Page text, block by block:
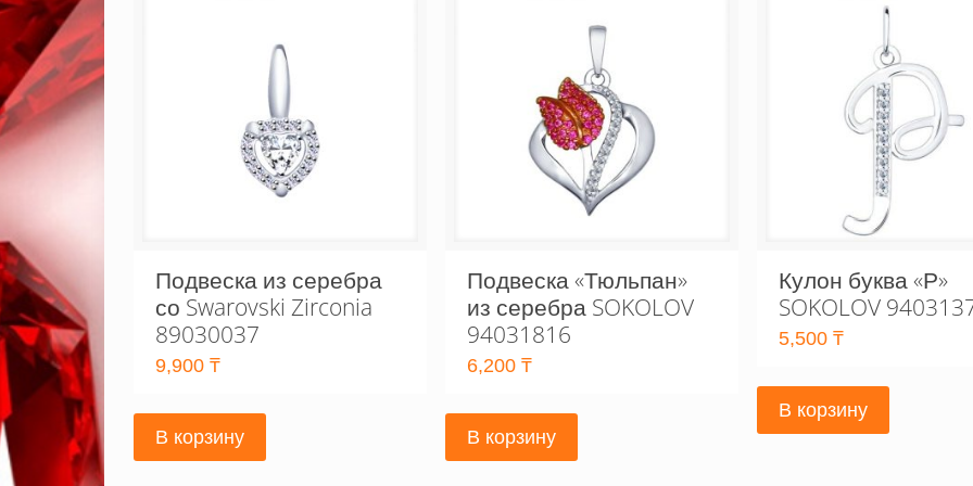
Подвеска из серебра
со Swarovski Zirconia
89030037
9,900 ₸
В корзину
Подвеска «Тюльпан»
из серебра SOKOLOV
94031816
6,200 ₸
В корзину
Кулон буква «Р»
SOKOLOV
5,500 ₸
В корзину